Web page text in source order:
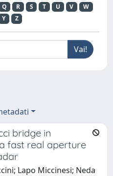
Q R S T U V
W
Y Z
bridge in
fast real aperture
Lapo Miccinesi; Neda